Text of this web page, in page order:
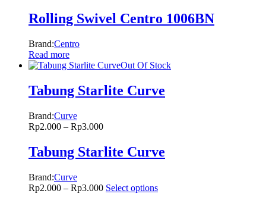
Rolling Swivel Centro 1006BN
Brand:Centro
Read more
Out Of Stock
Tabung Starlite Curve
Brand:Curve
Rp2.000 – Rp3.000
Tabung Starlite Curve
Brand:Curve
Rp2.000 – Rp3.000 Select options